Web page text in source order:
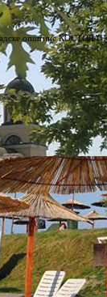
општине КОСТОЛАЦ